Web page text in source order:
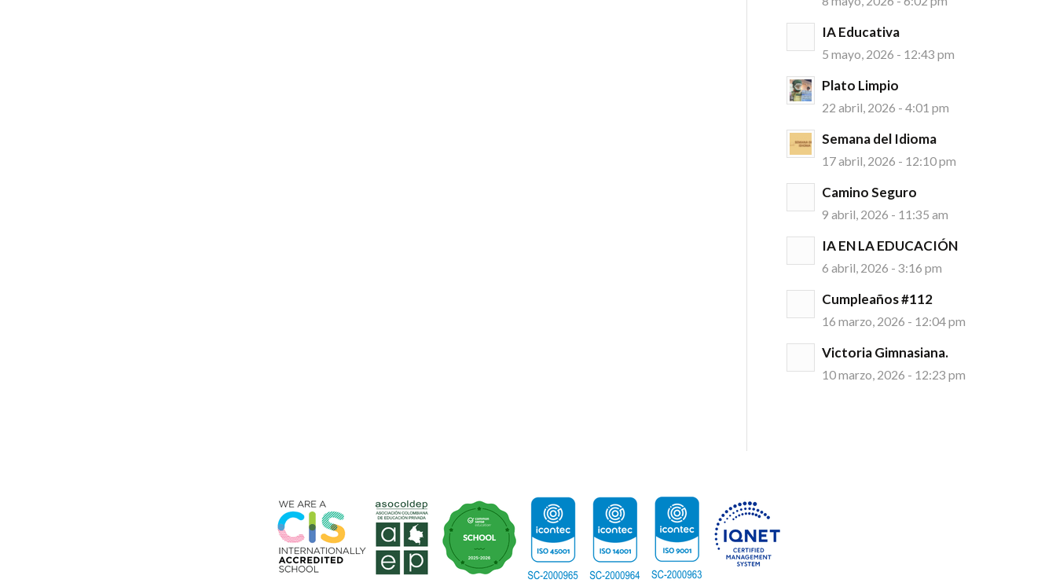
IA Educativa
5 mayo, 2026 - 12:43 pm
Plato Limpio
22 abril, 2026 - 4:01 pm
Semana del Idioma
17 abril, 2026 - 12:10 pm
Camino Seguro
9 abril, 2026 - 11:35 am
IA EN LA EDUCACIÓN
6 abril, 2026 - 3:16 pm
Cumpleaños #112
16 marzo, 2026 - 12:04 pm
Victoria Gimnasiana.
10 marzo, 2026 - 12:23 pm